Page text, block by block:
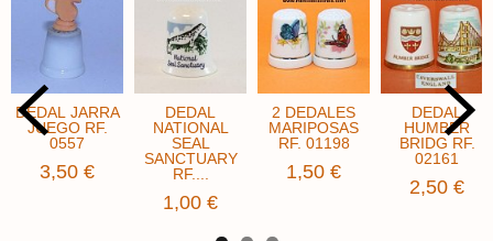
DEDAL JARRA
JUEGO RF.
0557
3,50 €
DEDAL
NATIONAL
SEAL
SANCTUARY
RF....
1,00 €
2 DEDALES
MARIPOSAS
RF. 01198
1,50 €
DEDAL
HUMBER
BRIDG RF.
02161
2,50 €